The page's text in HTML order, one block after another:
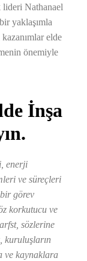
lideri Nathanael
yaklaşımla
elde
önemiyle
İnşa
enerji
ve süreçleri
görev
korkutucu ve
sözlerine
kuruluşların
ve kaynaklara